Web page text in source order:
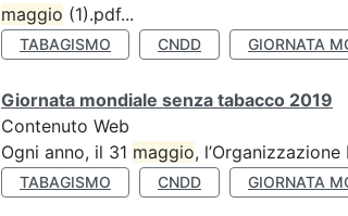
maggio (1).pdf...
TABAGISMO CNDD GIORNATA
Giornata mondiale senza tabacco 2019
Contenuto Web
Ogni anno, il 31 maggio,
TABAGISMO CNDD GIORNATA